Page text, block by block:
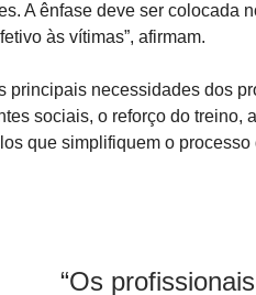
A ênfase deve ser colocada
às vítimas”, afirmam.
principais necessidades dos
sociais, o reforço do treino,
que simplifiquem o processo
“Os